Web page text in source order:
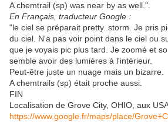
A chemtrail (sp) was near by as well.".
En Français, traducteur Google :
"le ciel se préparait pretty..storm. Je pris
du ciel. N'a pas voir point dans le ciel ou
que je voyais pic plus tard. Je zoomé et
semble avoir des lumières à l'intérieur.
Peut-être juste un nuage mais un bizarre.
A chemtrails (sp) était proche aussi.
FIN
Localisation de Grove City, OHIO, aux
https://www.google.fr/maps/place/